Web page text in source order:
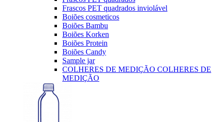
Frascos PET quadrados inviolável
Boiões cosmeticos
Boiões Bambu
Boiões Korken
Boiões Protein
Boiões Candy
Sample jar
COLHERES DE MEDIÇÃO COLHERES DE
MEDIÇÃO